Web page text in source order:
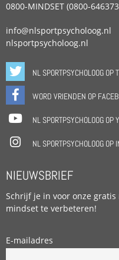
0800-MINDSET (0800-
info@nlsportpsycholoog.nl
nlsportpsycholoog.nl
NL SPORTPSYCHOLOOG OP
WORD VRIENDEN OP
NL SPORTPSYCHOLOOG OP
NL SPORTPSYCHOLOOG OP
NIEUWSBRIEF
Schrijf je in voor onze
mindset te verbeteren!
E-mailadres